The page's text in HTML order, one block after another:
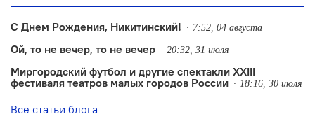
С Днем Рождения, Никитинский! 7:52, 04 августа
Ой, то не вечер, то не вечер 20:32, 31 июля
Миргородский футбол и другие спектакли XXIII
фестиваля театров малых городов России
18:16, 30 июля
Все статьи блога